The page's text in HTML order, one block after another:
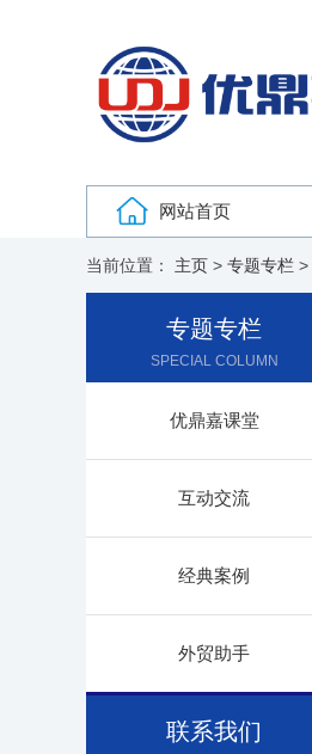
网站首页
当前位置： 主页 > 专题专栏 >
专题专栏
SPECIAL COLUMN
优鼎嘉课堂
互动交流
经典案例
外贸助手
联系我们